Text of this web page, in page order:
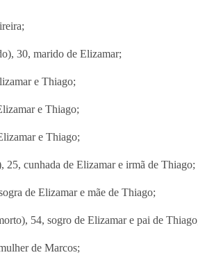
30, marido de Elizamar;
e Thiago;
e Thiago;
e Thiago;
cunhada de Elizamar e irmã de Thiago;
de Elizamar e mãe de Thiago;
54, sogro de Elizamar e pai de
de Marcos;